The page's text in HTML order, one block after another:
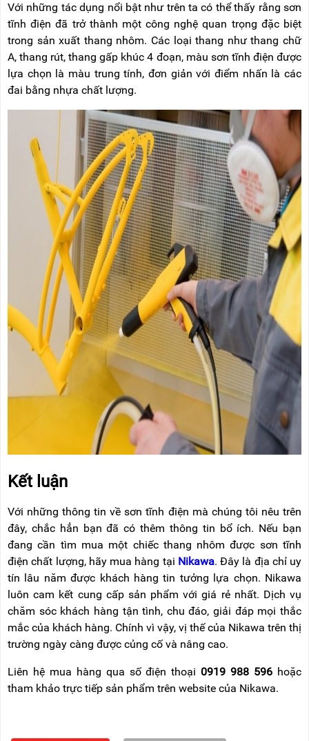
Với những tác dụng nổi bật như trên ta có thể thấy rằng sơn
tĩnh điện đã trở thành một công nghệ quan trọng đặc biệt
trong sản xuất thang nhôm. Các loại thang như thang chữ
A, thang rút, thang gấp khúc 4 đoạn, màu sơn tĩnh điện được
lựa chọn là màu trung tính, đơn giản với điểm nhấn là các
đai bằng nhựa chất lượng.
Kết luận
Với những thông tin về sơn tĩnh điện mà chúng tôi nêu trên
đây, chắc hẳn bạn đã có thêm thông tin bổ ích. Nếu bạn
đang cần tìm mua một chiếc thang nhôm được sơn tĩnh
điện chất lượng, hãy mua hàng tại Nikawa. Đây là địa chỉ uy
tín lâu năm được khách hàng tin tưởng lựa chọn. Nikawa
luôn cam kết cung cấp sản phẩm với giá rẻ nhất. Dịch vụ
chăm sóc khách hàng tận tình, chu đáo, giải đáp mọi thắc
mắc của khách hàng. Chính vì vậy, vị thế của Nikawa trên thị
trường ngày càng được củng cố và nâng cao.
Liên hệ mua hàng qua số điện thoại0919 988 596 hoặc
tham khảo trực tiếp sản phẩm trên website của Nikawa.